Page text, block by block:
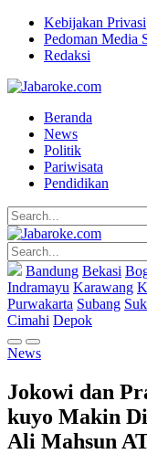
Kebijakan Privasi
Pedoman Media
Redaksi
Beranda
News
Politik
Pariwisata
Pendidikan
Bandung Bekasi
Indramayu Karawang
Purwakarta Subang
Cimahi Depok
News
Jokowi dan
kuyo Makin
Ali Mahsun